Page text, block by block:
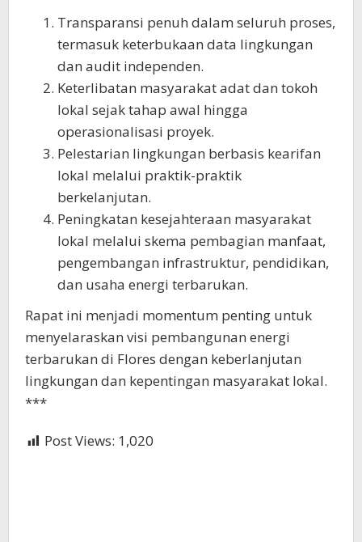
Transparansi penuh dalam seluruh proses,
termasuk keterbukaan data lingkungan
dan audit independen.
Keterlibatan masyarakat adat dan tokoh
lokal sejak tahap awal hingga
operasionalisasi proyek.
Pelestarian lingkungan berbasis kearifan
lokal melalui praktik-praktik
berkelanjutan.
Peningkatan kesejahteraan masyarakat
lokal melalui skema pembagian manfaat,
pengembangan infrastruktur, pendidikan,
dan usaha energi terbarukan.
Rapat ini menjadi momentum penting untuk
menyelaraskan visi pembangunan energi
terbarukan di Flores dengan keberlanjutan
lingkungan dan kepentingan masyarakat lokal.
***
Post Views: 1,020